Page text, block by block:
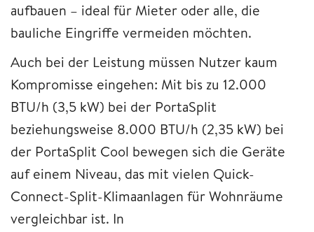
aufbauen – ideal für Mieter oder alle, die
bauliche Eingriffe vermeiden möchten.
Auch bei der Leistung müssen Nutzer kaum
Kompromisse eingehen: Mit bis zu 12.000
BTU/h (3,5 kW) bei der PortaSplit
beziehungsweise 8.000 BTU/h (2,35 kW) bei
der PortaSplit Cool bewegen sich die Geräte
auf einem Niveau, das mit vielen Quick-
Connect-Split-Klimaanlagen für Wohnräume
vergleichbar ist. In